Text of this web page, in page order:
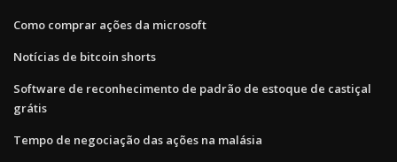
Como comprar ações da microsoft
Notícias de bitcoin shorts
Software de reconhecimento de padrão de estoque de castiçal
grátis
Tempo de negociação das ações na malásia